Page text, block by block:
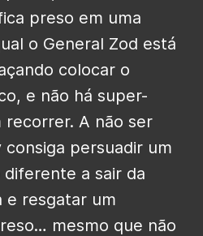
preso em uma
o General Zod está
colocar o
e não há super-
recorrer. A não ser
consiga persuadir um
a sair da
e resgatar um
mesmo que não